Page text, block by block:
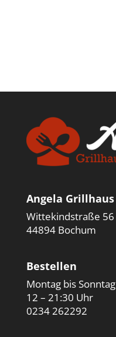
Angela Grillhaus
Wittekindstraße 56
44894 Bochum
Bestellen
Montag bis Sonntag
12 – 21:30 Uhr
0234 262292